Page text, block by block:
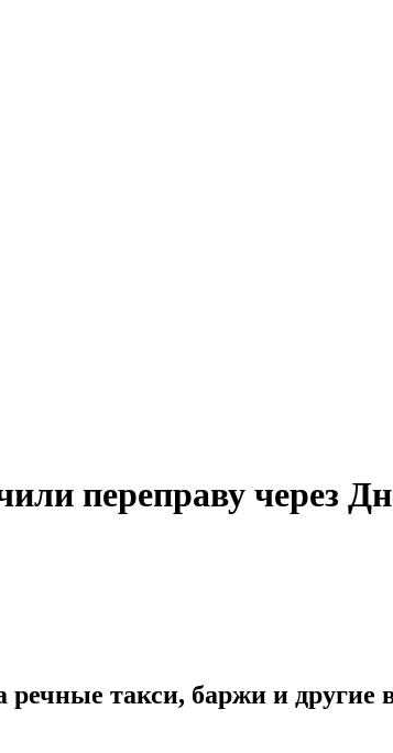
переправу через
такси, баржи и другие